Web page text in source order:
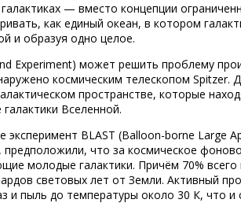
— вместо концепции
как единый океан, в котором
и образуя одно целое.
Experiment) может решить проблему
космическим телескопом Spitzer.
пространстве, которые
Вселенной.
эксперимент BLAST (Balloon-borne Large
что за космическое
молодые галактики. Причём 70% всего
световых лет от Земли. Активный
и пыль до температуры около 30 К, что и